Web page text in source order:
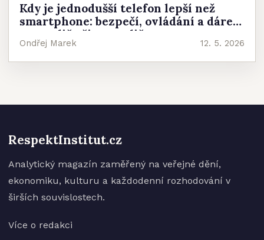
Kdy je jednodušší telefon lepší než
smartphone: bezpečí, ovládání a dárek
pro rodiče či prarodiče
Ondřej Marek 12. 5. 2026
RespektInstitut.cz
Analytický magazín zaměřený na veřejné dění,
ekonomiku, kulturu a každodenní rozhodování v
širších souvislostech.
Více o redakci